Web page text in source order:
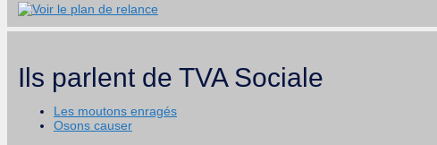
Ils parlent de TVA Sociale
Les moutons enragés
Osons causer